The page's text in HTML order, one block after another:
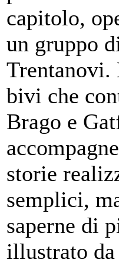
capitolo,
un gruppo
Trentanovi.
bivi che
Brago e
storie
semplici,
saperne di
illustrato